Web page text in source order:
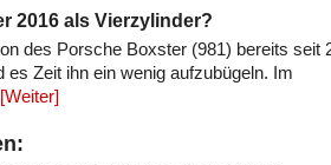
2016 als Vierzylinder?
des Porsche Boxster (981) bereits seit
es Zeit ihn ein wenig aufzubügeln. Im
[Weiter]